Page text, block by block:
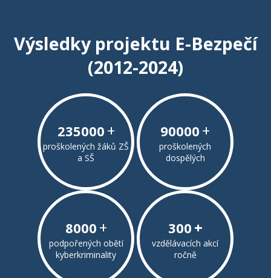
Výsledky projektu E-Bezpečí
(2012-2024)
235000 +
proškolených žáků ZŠ
a SŠ
90000 +
proškolených
dospělých
8000 +
podpořených obětí
kyberkriminality
300 +
vzdělávacích akcí
ročně